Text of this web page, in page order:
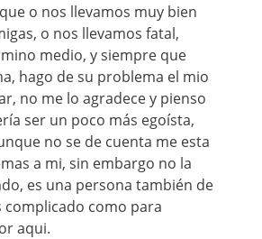
o nos llevamos muy bien
o nos llevamos fatal,
medio, y siempre que
hago de su problema el mio
no me lo agradece y pienso
ser un poco más egoísta,
no se de cuenta me esta
a mi, sin embargo no la
es una persona también de
complicado como para
aqui.